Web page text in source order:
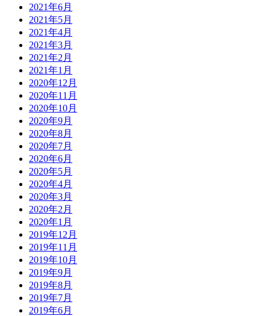
2021年6月
2021年5月
2021年4月
2021年3月
2021年2月
2021年1月
2020年12月
2020年11月
2020年10月
2020年9月
2020年8月
2020年7月
2020年6月
2020年5月
2020年4月
2020年3月
2020年2月
2020年1月
2019年12月
2019年11月
2019年10月
2019年9月
2019年8月
2019年7月
2019年6月